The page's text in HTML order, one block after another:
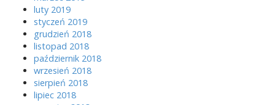
luty 2019
styczeń 2019
grudzień 2018
listopad 2018
październik 2018
wrzesień 2018
sierpień 2018
lipiec 2018